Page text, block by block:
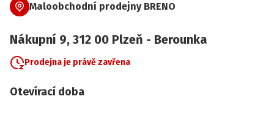
Maloobchodní prodejny BRENO
Nákupní 9, 312 00 Plzeň - Berounka
Prodejna je právě zavřena
Otevírací doba